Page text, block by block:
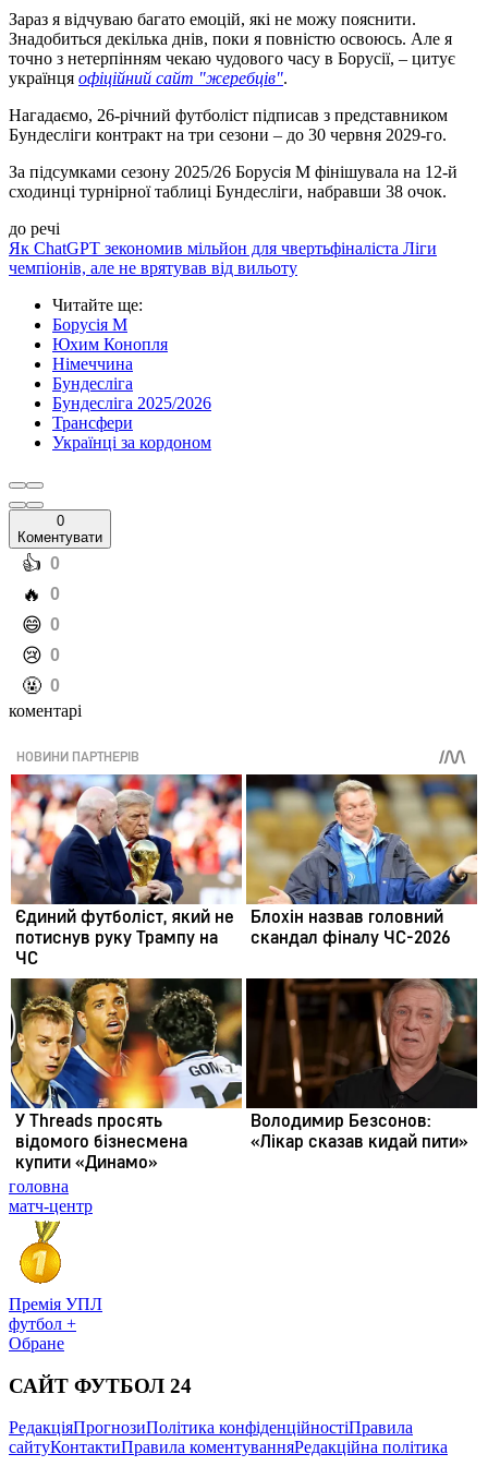
Зараз я відчуваю багато емоцій, які не можу пояснити.
Знадобиться декілька днів, поки я повністю освоюсь. Але я
точно з нетерпінням чекаю чудового часу в Борусії, – цитує
українця офіційний сайт "жеребців".
Нагадаємо, 26-річний футболіст підписав з представником
Бундесліги контракт на три сезони – до 30 червня 2029-го.
За підсумками сезону 2025/26 Борусія М фінішувала на 12-й
сходинці турнірної таблиці Бундесліги, набравши 38 очок.
до речі
Як ChatGPT зекономив мільйон для чвертьфіналіста Ліги
чемпіонів, але не врятував від вильоту
Читайте ще:
Борусія М
Юхим Конопля
Німеччина
Бундесліга
Бундесліга 2025/2026
Трансфери
Українці за кордоном
0
Коментувати
️👍 0
️🔥 0
️😄 0
️😢 0
️🤬 0
коментарі
головна
матч-центр
Премія УПЛ
футбол +
Обране
САЙТ ФУТБОЛ 24
РедакціяПрогнозиПолітика конфіденційностіПравила
сайтуКонтактиПравила коментуванняРедакційна політика